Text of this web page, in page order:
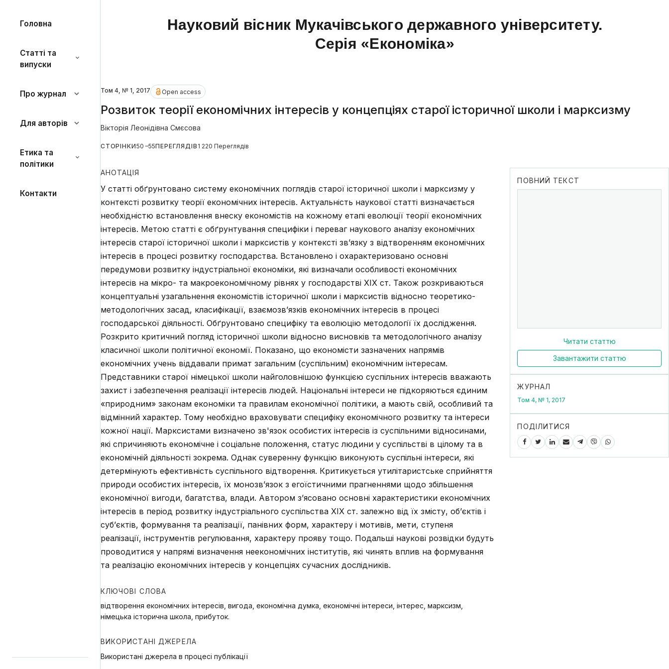
Головна
Статті та
випуски
Про журнал
Для авторів
Етика та
політики
Контакти
Науковий вісник Мукачівського державного університету.
Серія «Економіка»
Том 4, № 1, 2017 Open access
Розвиток теорії економічних інтересів у концепціях старої історичної школи і марксизму
Вікторія Леонідівна Смєсова
СТОРІНКИ50 –55ПЕРЕГЛЯДІВ 1 220 Переглядів
АНОТАЦІЯ
У статті обґрунтовано систему економічних поглядів старої історичної школи і марксизму у
контексті розвитку теорії економічних інтересів. Актуальність наукової статті визначається
необхідністю встановлення внеску економістів на кожному етапі еволюції теорії економічних
інтересів. Метою статті є обґрунтування специфіки і переваг наукового аналізу економічних
інтересів старої історичної школи і марксистів у контексті зв’язку з відтворенням економічних
інтересів в процесі розвитку господарства. Встановлено і охарактеризовано основні
передумови розвитку індустріальної економіки, які визначали особливості економічних
інтересів на мікро- та макроекономічному рівнях у господарстві ХІХ ст. Також розкриваються
концептуальні узагальнення економістів історичної школи і марксистів відносно теоретико-
методологічних засад, класифікації, взаємозв’язків економічних інтересів в процесі
господарської діяльності. Обґрунтовано специфіку та еволюцію методології їх дослідження.
Розкрито критичний погляд історичної школи відносно висновків та методологічного аналізу
класичної школи політичної економії. Показано, що економісти зазначених напрямів
економічних учень віддавали примат загальним (суспільним) економічним інтересам.
Представники старої німецької школи найголовнішою функцією суспільних інтересів вважають
захист і забезпечення реалізації інтересів людей. Національні інтереси не підкоряються єдиним
«природним» законам економіки та правилам економічної політики, а мають свій, особливий та
відмінний характер. Тому необхідно враховувати специфіку економічного розвитку та інтереси
кожної нації. Марксистами визначено зв'язок особистих інтересів із суспільними відносинами,
які спричиняють економічне і соціальне положення, статус людини у суспільстві в цілому та в
економічній діяльності зокрема. Однак суверенну функцію виконують суспільні інтереси, які
детермінують ефективність суспільного відтворення. Критикується утилітаристське сприйняття
природи особистих інтересів, їх монозв’язок з егоїстичними прагненнями щодо збільшення
економічної вигоди, багатства, влади. Автором з’ясовано основні характеристики економічних
інтересів в період розвитку індустріального суспільства ХІХ ст. залежно від їх змісту, об’єктів і
суб’єктів, формування та реалізації, панівних форм, характеру і мотивів, мети, ступеня
реалізації, інструментів регулювання, характеру прояву тощо. Подальші наукові розвідки будуть
проводитися у напрямі визначення неекономічних інститутів, які чинять вплив на формування
та реалізацію економічних інтересів у концепціях сучасних дослідників.
КЛЮЧОВІ СЛОВА
відтворення економічних інтересів, вигода, економічна думка, економічні інтереси, інтерес, марксизм,
німецька історична школа, прибуток.
ВИКОРИСТАНІ ДЖЕРЕЛА
Використані джерела в процесі публікації
ПОВНИЙ ТЕКСТ
Читати статтю
Завантажити статтю
ЖУРНАЛ
Том 4, № 1, 2017
ПОДІЛИТИСЯ